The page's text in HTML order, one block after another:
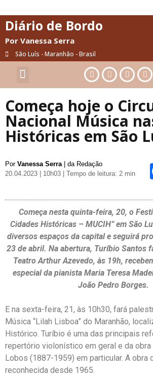
Diário de Bordo
Por Vanessa Serra
São Luís - Maranhão - Brasil
Começa hoje o
Nacional Música
Históricas em São
Por Vanessa Serra | da Redação
20.04.2023 | 10h03
| Tempo de leitura: 2 min
Começa nesta quinta-feira, 20, o
Cidades Históricas – MUCIH” em São
diversos espaços da capital e seguirá
23 de abril. Na abertura, Turíbio Santos
Teatro Arthur Azevedo, às 19h,
especial da pianista Maria Teresa
João Pedro Borges.
E na sexta-feira, 21, às 10h30, fará
Música “Lilah Lisboa” do Maranhão,
Histórico. Turíbio é uma das principais
repertório violonístico em geral e da
Lobos (1887-1959) em particular. A obra
reconhecida desde 1965.